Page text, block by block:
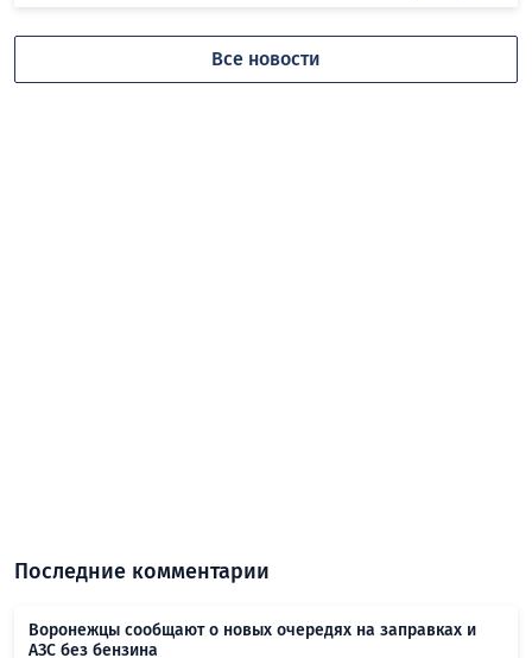
Все новости
Последние комментарии
Воронежцы сообщают о новых очередях на заправках и
АЗС без бензина